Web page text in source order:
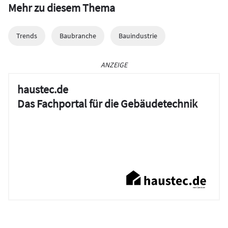
Mehr zu diesem Thema
Trends Baubranche Bauindustrie
ANZEIGE
haustec.de
Das Fachportal für die Gebäudetechnik